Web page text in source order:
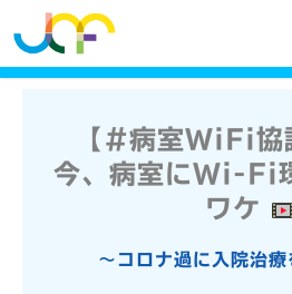
【#病室WiFi協
今、病室にWi-Fi
ワケ
～コロナ過に入院治療